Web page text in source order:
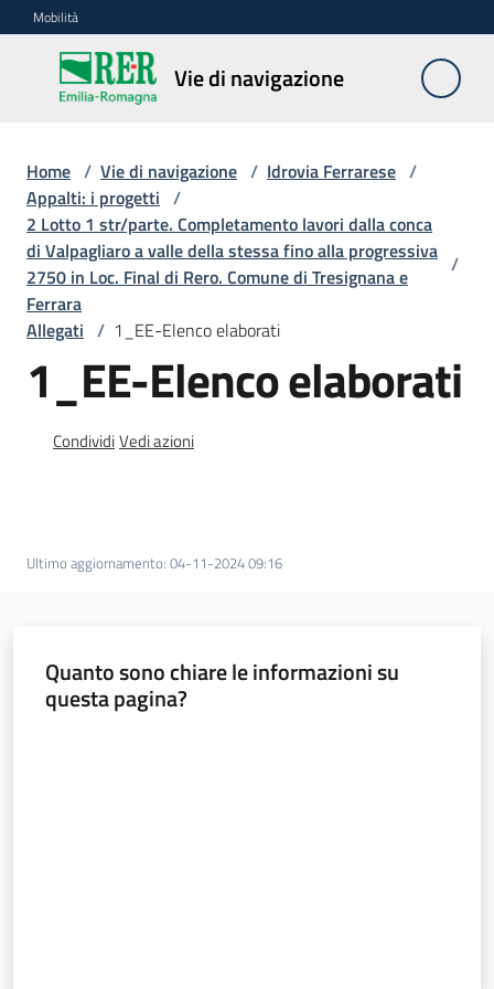
Vai al contenuto
Vai alla navigazione
Vai al footer
Mobilità
Vie di navigazione
Vie di
navigazione
Contesto
e
dati
Normativa
Idrovia
Menu selezionato
Mobilità
Home / Vie di navigazione / Idrovia Ferrarese /
Appalti: i progetti /
2 Lotto 1 str/parte. Completamento lavori dalla conca
di Valpagliaro a valle della stessa fino alla progressiva
2750 in Loc. Final di Rero. Comune di Tresignana e
Ferrara
/
Allegati / 1_EE-Elenco elaborati
1_EE-Elenco elaborati
CondividiVedi azioni
Ultimo aggiornamento: 04-11-2024 09:16
Quanto sono chiare le informazioni su
questa pagina?